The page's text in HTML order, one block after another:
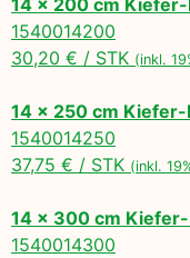
1540014200
30,20 € / STK (inkl.
14 x 250 cm Kiefer-
1540014250
37,75 € / STK (inkl.
14 x 300 cm Kiefer-
1540014300